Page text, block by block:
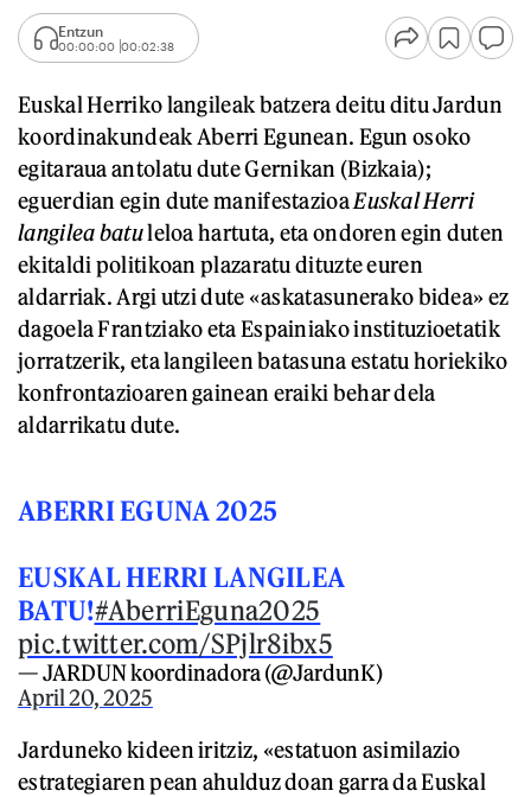
Entzun
00:00:00 00:02:38
Euskal Herriko langileak batzera deitu ditu Jardun
koordinakundeak Aberri Egunean. Egun osoko
egitaraua antolatu dute Gernikan (Bizkaia);
eguerdian egin dute manifestazioaEuskal Herri
langilea batuleloa hartuta, eta ondoren egin duten
ekitaldi politikoan plazaratu dituzte euren
aldarriak. Argi utzi dute «askatasunerako bidea» ez
dagoela Frantziako eta Espainiako instituzioetatik
jorratzerik, eta langileen batasuna estatu horiekiko
konfrontazioaren gainean eraiki behar dela
aldarrikatu dute.
ABERRI EGUNA 2025
EUSKAL HERRI LANGILEA
BATU!#AberriEguna2025
pic.twitter.com/SPjlr8ibx5
— JARDUN koordinadora (@JardunK)
April 20, 2025
Jarduneko kideen iritziz, «estatuon asimilazio
estrategiaren pean ahulduz doan garra da Euskal